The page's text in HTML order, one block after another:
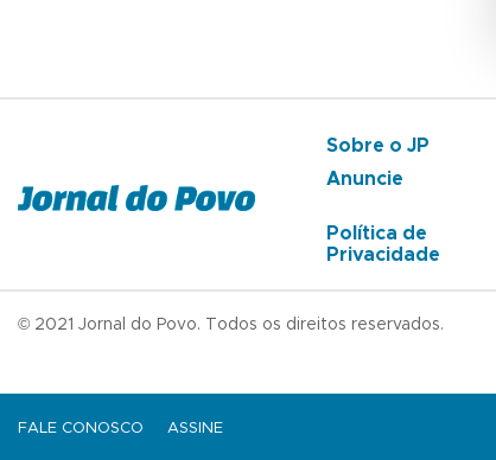
Sobre o JP
Anuncie
Política de
Privacidade
© 2021 Jornal do Povo. Todos os direitos reservados.
FALE CONOSCO ASSINE